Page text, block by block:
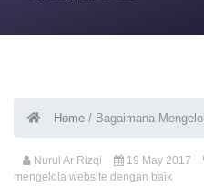
Home / Bagaimana
Nurul Ar Rizqi 19 May 2017
mengelola website dengan baik